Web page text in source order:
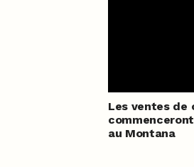
Les ventes de
au Montana